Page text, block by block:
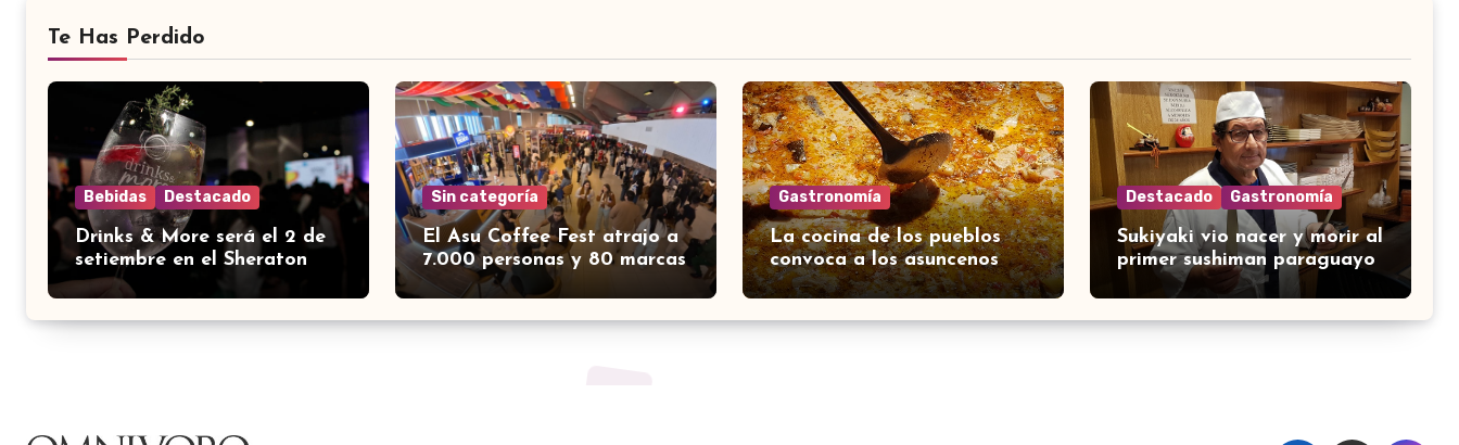
Te Has Perdido
Bebidas Destacado
Drinks & More será el 2 de
setiembre en el Sheraton
Sin categoría
El Asu Coffee Fest atrajo a
7.000 personas y 80 marcas
Gastronomía
La cocina de los pueblos
convoca a los asuncenos
Destacado Gastronomía
Sukiyaki vio nacer y morir al
primer sushiman paraguayo